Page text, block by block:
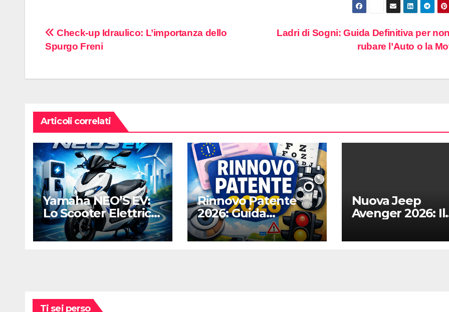
Navigazione
articoli
Ladri di Sogni: Guida Definitiva per
rubare l’Auto o la
Check-up Idraulico: L’importanza dello
Spurgo Freni
Articoli correlati
Yamaha NEO’S EV:
Lo Scooter Elettrico
Agile e Silenzioso
per la Città
Rinnovo Patente
2026: Guida
Completa alle
Nuove Regole,
Nuova Jeep
Avenger 2026: Il
Più “Adulto”,
Ti sei perso